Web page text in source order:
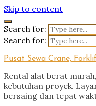
Skip to content
Search for:
Search for:
Pusat Sewa Crane,
Rental alat berat
kebutuhan proyek.
bersaing dan tepat